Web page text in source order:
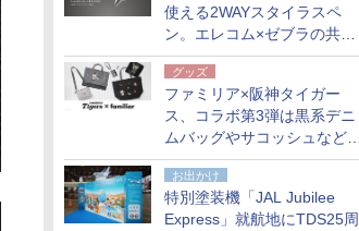
使える2WAYスタイラスペ
ン。エレコム×ゼブラの共同
開発
グッズ
ファミリア×阪神タイガー
ス、コラボ第3弾は黒系デニ
ムバッグやサコッシュなど6
点。8月21日オンラインスト
アで発売
お出かけ
特別塗装機「JAL Jubilee
Express」就航地にTDS25周